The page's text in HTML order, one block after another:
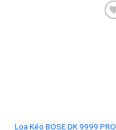
Loa Kéo BOSE DK 9999 PRO